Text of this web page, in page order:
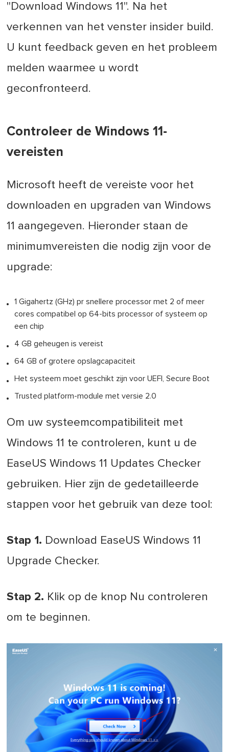
''Download Windows 11''. Na het
verkennen van het venster insider build.
U kunt feedback geven en het probleem
melden waarmee u wordt
geconfronteerd.
Controleer de Windows 11-
vereisten
Microsoft heeft de vereiste voor het
downloaden en upgraden van Windows
11 aangegeven. Hieronder staan de
minimumvereisten die nodig zijn voor de
upgrade:
1 Gigahertz (GHz) pr snellere processor met 2 of meer
cores compatibel op 64-bits processor of systeem op
een chip
4 GB geheugen is vereist
64 GB of grotere opslagcapaciteit
Het systeem moet geschikt zijn voor UEFI, Secure Boot
Trusted platform-module met versie 2.0
Om uw systeemcompatibiliteit met
Windows 11 te controleren, kunt u de
EaseUS Windows 11 Updates Checker
gebruiken. Hier zijn de gedetailleerde
stappen voor het gebruik van deze tool:
Stap 1. Download EaseUS Windows 11
Upgrade Checker.
Stap 2. Klik op de knop Nu controleren
om te beginnen.